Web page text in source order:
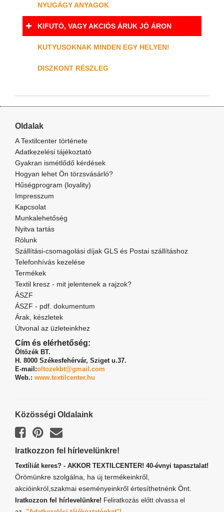
NYUGÁGY ANYAGOK
KIFUTÓ, VAGY AKCIÓS ÁRUK JÓ ÁRON
KUTYUSOKNAK MINDEN EGY HELYEN!
DISZKONT RÉSZLEG
Oldalak
A Textilcenter története
Adatkezelési tájékoztató
Gyakran ismétlődő kérdések
Hogyan lehet Ön törzsvásárló?
Hűségprogram (loyality)
Impresszum
Kapcsolat
Munkalehetőség
Nyitva tartás
Rólunk
Szállítási-csomagolási díjak GLS és Postai szállításhoz
Telefonhívás kezelése
Termékek
Textil kresz - mit jelentenek a rajzok?
ÁSZF
ÁSZF - pdf. dokumentum
Árak, készletek
Útvonal az üzleteinkhez
Cím és elérhetőség:
Öltözék BT.
H. 8000 Székesfehérvár, Sziget u.37.
E-mail:oltozekbt@gmail.com
Web.: www.textilcenter.hu
Közösségi Oldalaink
Iratkozzon fel hírlevelünkre!
Textíliát keres? - AKKOR TEXTILCENTER! 40-évnyi tapasztalat!
Örömünkre szolgálna, ha új termékeinkről,
akcióinkról,szakmai eseményeinkről értesíthetnénk Önt.
Iratkozzon fel hírlevelünkre! Feliratkozás előtt olvassa el